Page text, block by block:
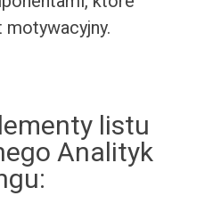
listu
Analityk